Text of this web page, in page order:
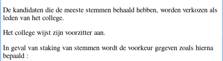
De kandidaten die de meeste stemmen behaald hebben, worden verkozen als
leden van het college.
Het college wijst zijn voorzitter aan.
In geval van staking van stemmen wordt de voorkeur gegeven zoals hierna
bepaald :